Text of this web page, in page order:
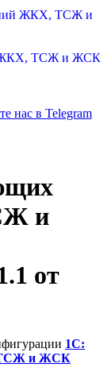
ЖКХ, ТСЖ и
ЖКХ, ТСЖ и ЖСК
нас в Telegram
и
от
1С:
ТСЖ и ЖСК